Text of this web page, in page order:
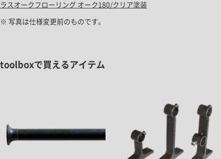
ラスオークフローリング オーク180/クリア塗装
※ 写真は仕様変更前のものです。
toolboxで買えるアイテム